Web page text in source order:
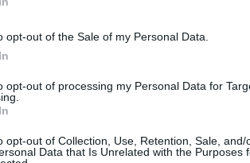
opt-out of the Sale of my Personal Data.
opt-out of processing my Personal Data for
opt-out of Collection, Use, Retention, Sale, and/
Data that Is Unrelated with the Purposes
GYEREKEKNEK 2019
Az önfejlesztés egy olyan átfogó
tudásának és általános